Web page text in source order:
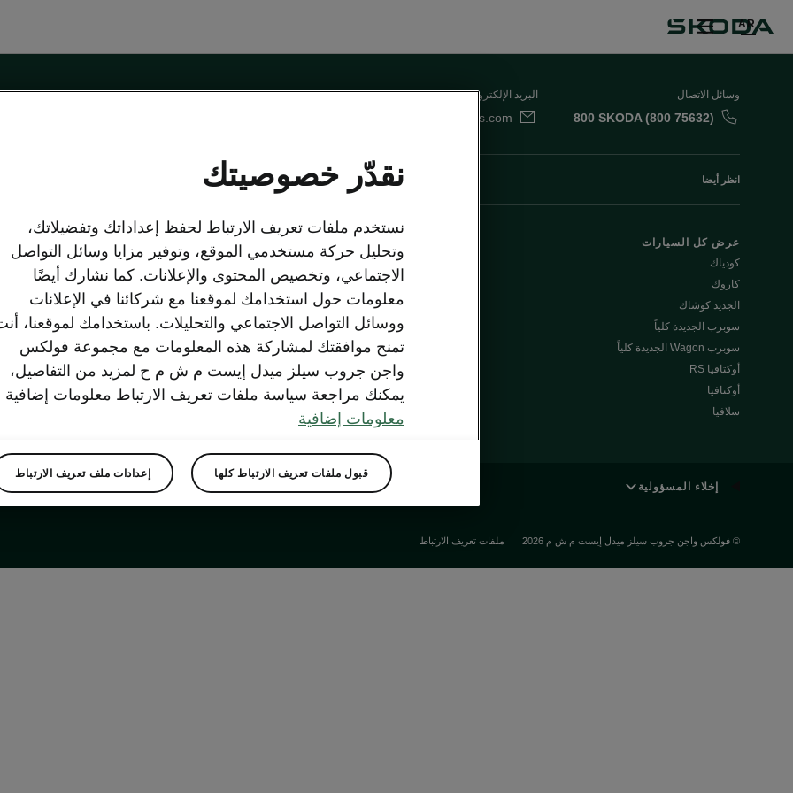
AR
وسائل الاتصال
800 SKODA (800 75632)
البريد الإلكتروني
skoda.uae@ali-sons.com
انظر أيضا
عرض كل السيارات
كودياك
كاروك
الجديد كوشاك
سوبرب الجديدة كلياً
سوبرب Wagon الجديدة كلياً
أوكتافيا RS
أوكتافيا
سلافيا
اكتشف جميع العروض
- كودياك & كاروك
اكتشف سيارات المستعملة المعتمدة
مميزات شكودا
اكتشف شكودا
نبذة عنّا
الكتيبات
Simply Clever
شكودا أوتو الشركة
الإرث
علامة شكودا
الشؤون القانونية
إخلاء المسؤولية
© فولكس واجن جروب سيلز ميدل إيست م ش م 2026 ملفات تعريف الارتباط
نقدّر خصوصيتك
نستخدم ملفات تعريف الارتباط لحفظ إعداداتك وتفضيلاتك،
وتحليل حركة مستخدمي الموقع، وتوفير مزايا وسائل التواصل
الاجتماعي، وتخصيص المحتوى والإعلانات. كما نشارك أيضًا
معلومات حول استخدامك لموقعنا مع شركائنا في الإعلانات
ووسائل التواصل الاجتماعي والتحليلات. باستخدامك لموقعنا،
تمنح موافقتك لمشاركة هذه المعلومات مع مجموعة فولكس
واجن جروب سيلز ميدل إيست م ش م ح لمزيد من التفاصيل،
يمكنك مراجعة سياسة ملفات تعريف الارتباط معلومات إضافية
معلومات إضافية
قبول ملفات تعريف الارتباط كلها إعدادات ملف تعريف الارتباط